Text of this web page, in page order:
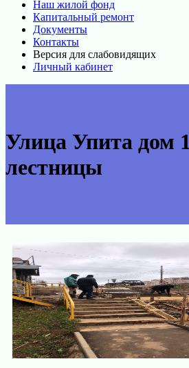
Наш жилой фонд
Капитальный ремонт
Документы
Контакты
Версия для слабовидящих
Личный кабинет
Улица Упита дом
лестницы